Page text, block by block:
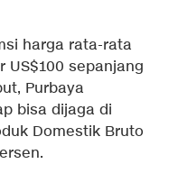
harga rata-rata
US$100 sepanjang
Purbaya
bisa dijaga di
Domestik Bruto